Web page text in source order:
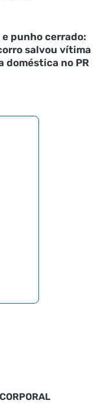
e punho cerrado:
salvou vítima
doméstica no PR